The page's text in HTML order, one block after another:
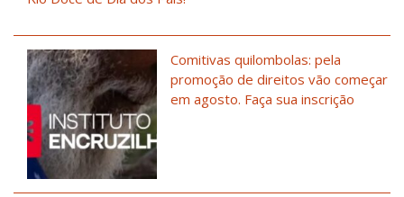
Comitivas quilombolas: pela
promoção de direitos vão começar
em agosto. Faça sua inscrição